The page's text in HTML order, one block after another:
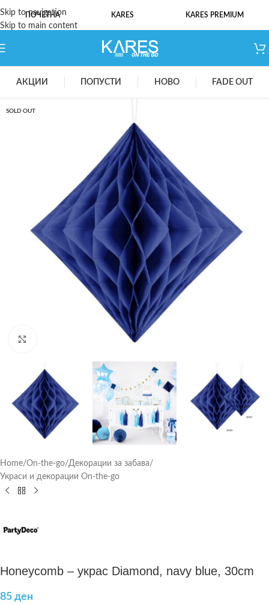
Skip to navigation
Skip to main content
ПОЧЕТНА KARES KARES PREMIUM
АКЦИИ ПОПУСТИ НОВО FADE OUT
SOLD OUT
Home/On-the-go/Декорации за забава/
Украси и декорации On-the-go
Honeycomb – украс Diamond, navy blue, 30cm
85 ден